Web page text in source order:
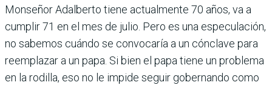
Monseñor Adalberto tiene actualmente 70 años, va a
cumplir 71 en el mes de julio. Pero es una especulación,
no sabemos cuándo se convocaría a un cónclave para
reemplazar a un papa. Si bien el papa tiene un problema
en la rodilla, eso no le impide seguir gobernando como